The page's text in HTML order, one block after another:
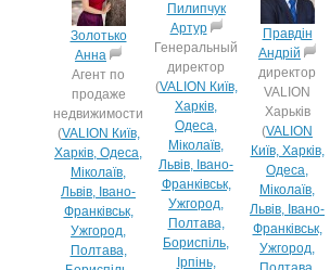
Золотько
Анна
Агент по
продаже
недвижимости
(VALION Київ,
Харків, Одеса,
Міколаїв,
Львів, Івано-
Франківськ,
Ужгород,
Полтава,
Пилипчук
Артур
Генеральный
директор
(VALION Київ,
Харків,
Одеса,
Міколаїв,
Львів, Івано-
Франківськ,
Ужгород,
Полтава,
Бориспіль,
Ірпінь,
Правдін
Андрій
директор
VALION
Харьків
(VALION
Київ, Харків,
Одеса,
Міколаїв,
Львів, Івано-
Франківськ,
Ужгород,